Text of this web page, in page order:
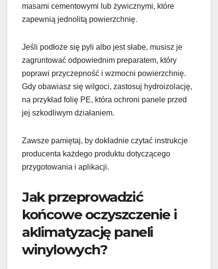
masami cementowymi lub żywicznymi, które
zapewnią jednolitą powierzchnię.
Jeśli podłoże się pyli albo jest słabe, musisz je
zagruntować odpowiednim preparatem, który
poprawi przyczepność i wzmocni powierzchnię.
Gdy obawiasz się wilgoci, zastosuj hydroizolację,
na przykład folię PE, która ochroni panele przed
jej szkodliwym działaniem.
Zawsze pamiętaj, by dokładnie czytać instrukcje
producenta każdego produktu dotyczącego
przygotowania i aplikacji.
Jak przeprowadzić
końcowe oczyszczenie i
aklimatyzację paneli
winylowych?